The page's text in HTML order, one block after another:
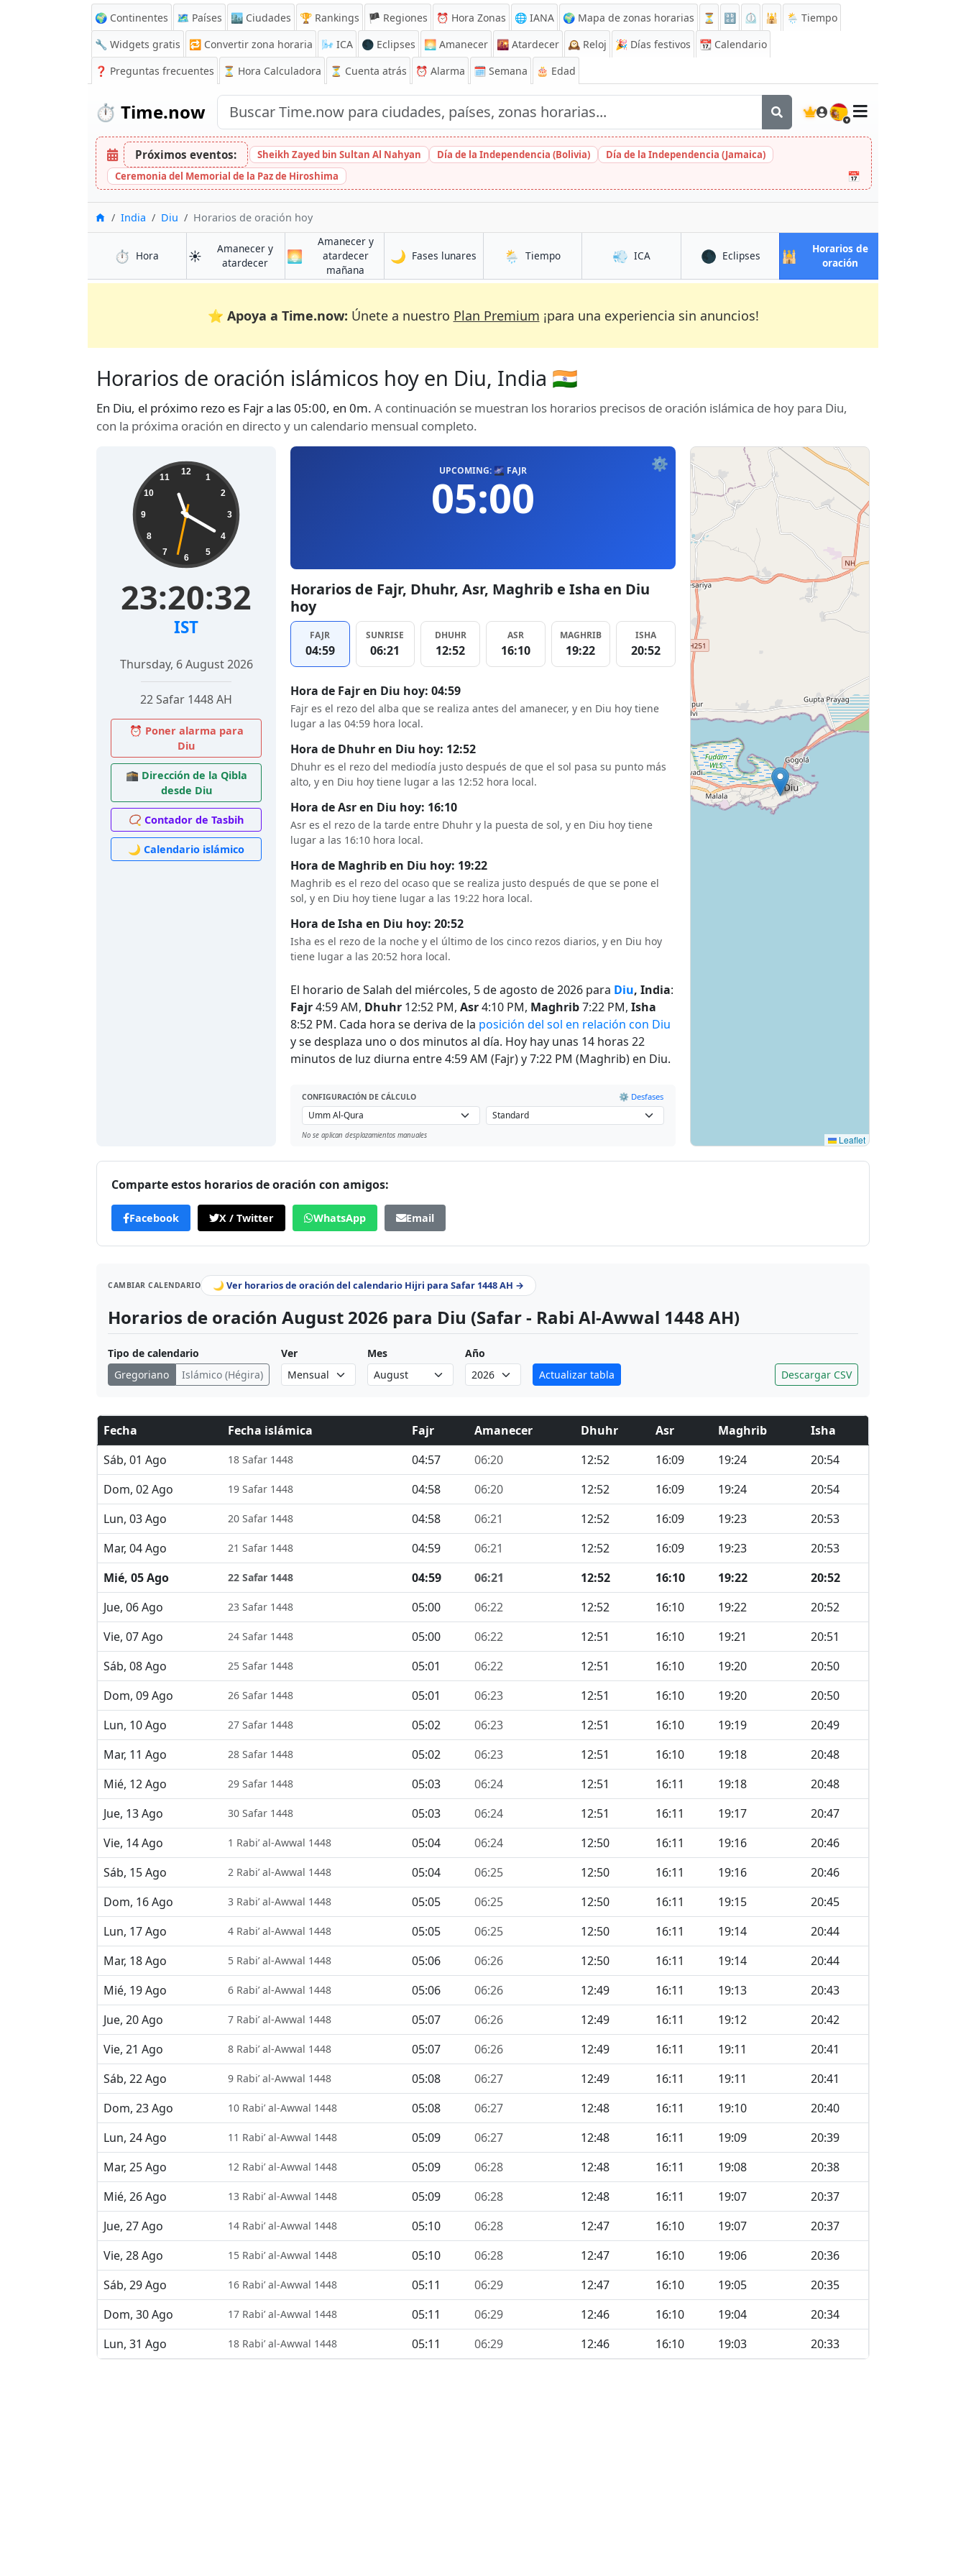
🌍 Continentes 🗺️ Países 🏙️ Ciudades 🏆 Rankings 🏴 Regiones ⏰ Hora Zonas 🌐 IANA 🌍 Mapa de zonas horarias ⏳ 🔡 ⏲️ 🕌
🌦️ Tiempo
🔧 Widgets gratis
🔁 Convertir zona horaria 🌬️ ICA 🌑 Eclipses 🌅 Amanecer 🌇 Atardecer 🕰️ Reloj 🎉 Días festivos 📆 Calendario
❓ Preguntas frecuentes ⏳ Hora Calculadora ⏳ Cuenta atrás ⏰ Alarma 🗓️ Semana 🎂 Edad
⏱️ Time.now 🇪🇸
Próximos eventos: Sheikh Zayed bin Sultan Al Nahyan Día de la Independencia (Bolivia)
Día de la Independencia (Jamaica)
Ceremonia del Memorial de la Paz de Hiroshima
📅
InicioIndia Diu Horarios de oración hoy
⏱️ Hora ☀️
Amanecer y
atardeceren Diu
🌅
Amanecer y
atardecer
mañana
🌙 Fases lunares en Diu🌦️ Tiempoen Diu 💨 ICAen Diu 🌑 Eclipsesen Diu🕌
Horarios de
oraciónen Diu
⭐ Apoya a Time.now: Únete a nuestro Plan Premium ¡para una experiencia sin anuncios!
Horarios de oración islámicos hoy en Diu, India 🇮🇳
En Diu, el próximo rezo es Fajr a las 05:00, en 0m. A continuación se muestran los horarios precisos de oración islámica de hoy para Diu,
con la próxima oración en directo y un calendario mensual completo.
12
1
2
3
4
5
6
7
8
9
10
11
23:20:32
IST
Thursday, 6 August 2026
22 Safar 1448 AH
⏰ Poner alarma para
Diu
🕋 Dirección de la Qibla
desde Diu
📿 Contador de Tasbih
🌙 Calendario islámico
⚙️
UPCOMING: 🌌 FAJR
05:00
Horarios de Fajr, Dhuhr, Asr, Maghrib e Isha en Diu
hoy
FAJR
04:59
SUNRISE
06:21
DHUHR
12:52
ASR
16:10
MAGHRIB
19:22
ISHA
20:52
Hora de Fajr en Diu hoy: 04:59
Fajr es el rezo del alba que se realiza antes del amanecer, y en Diu hoy tiene
lugar a las 04:59 hora local.
Hora de Dhuhr en Diu hoy: 12:52
Dhuhr es el rezo del mediodía justo después de que el sol pasa su punto más
alto, y en Diu hoy tiene lugar a las 12:52 hora local.
Hora de Asr en Diu hoy: 16:10
Asr es el rezo de la tarde entre Dhuhr y la puesta de sol, y en Diu hoy tiene
lugar a las 16:10 hora local.
Hora de Maghrib en Diu hoy: 19:22
Maghrib es el rezo del ocaso que se realiza justo después de que se pone el
sol, y en Diu hoy tiene lugar a las 19:22 hora local.
Hora de Isha en Diu hoy: 20:52
Isha es el rezo de la noche y el último de los cinco rezos diarios, y en Diu hoy
tiene lugar a las 20:52 hora local.
El horario de Salah del miércoles, 5 de agosto de 2026 para Diu, India:
Fajr4:59 AM, Dhuhr 12:52 PM, Asr4:10 PM, Maghrib7:22 PM, Isha
8:52 PM. Cada hora se deriva de la posición del sol en relación con Diu
y se desplaza uno o dos minutos al día. Hoy hay unas 14 horas 22
minutos de luz diurna entre 4:59 AM (Fajr) y 7:22 PM (Maghrib) en Diu.
CONFIGURACIÓN DE CÁLCULO ⚙️ Desfases
No se aplican desplazamientos manuales Leaflet
Comparte estos horarios de oración con amigos:
Facebook X / Twitter WhatsApp Email
CAMBIAR CALENDARIO 🌙 Ver horarios de oración del calendario Hijri para Safar 1448 AH →
Horarios de oración August 2026 para Diu (Safar - Rabi Al-Awwal 1448 AH)
Tipo de calendario
Gregoriano
Islámico (Hégira)
Ver Mes
Año
Actualizar tabla
Descargar CSV
Fecha Fecha islámica Fajr Amanecer Dhuhr Asr Maghrib
Isha
Sáb, 01 Ago
18 Safar 1448 04:57 06:20 12:52 16:09 19:24
20:54
Dom, 02 Ago
19 Safar 1448 04:58 06:20 12:52 16:09 19:24
20:54
Lun, 03 Ago
20 Safar 1448 04:58 06:21 12:52 16:09 19:23
20:53
Mar, 04 Ago
21 Safar 1448 04:59 06:21 12:52 16:09 19:23
20:53
Mié, 05 Ago
22 Safar 1448 04:59 06:21 12:52 16:10 19:22
20:52
Jue, 06 Ago
23 Safar 1448 05:00 06:22 12:52 16:10 19:22
20:52
Vie, 07 Ago
24 Safar 1448 05:00 06:22 12:51 16:10 19:21
20:51
Sáb, 08 Ago
25 Safar 1448 05:01 06:22 12:51 16:10 19:20
20:50
Dom, 09 Ago
26 Safar 1448 05:01 06:23 12:51 16:10 19:20
20:50
Lun, 10 Ago
27 Safar 1448 05:02 06:23 12:51 16:10 19:19
20:49
Mar, 11 Ago
28 Safar 1448 05:02 06:23 12:51 16:10 19:18
20:48
Mié, 12 Ago
29 Safar 1448 05:03 06:24 12:51 16:11 19:18
20:48
Jue, 13 Ago
30 Safar 1448 05:03 06:24 12:51 16:11 19:17
20:47
Vie, 14 Ago
1 Rabi’ al-Awwal 1448 05:04 06:24 12:50 16:11 19:16
20:46
Sáb, 15 Ago
2 Rabi’ al-Awwal 1448 05:04 06:25 12:50 16:11 19:16
20:46
Dom, 16 Ago
3 Rabi’ al-Awwal 1448 05:05 06:25 12:50 16:11 19:15
20:45
Lun, 17 Ago
4 Rabi’ al-Awwal 1448 05:05 06:25 12:50 16:11 19:14
20:44
Mar, 18 Ago
5 Rabi’ al-Awwal 1448 05:06 06:26 12:50 16:11 19:14
20:44
Mié, 19 Ago
6 Rabi’ al-Awwal 1448 05:06 06:26 12:49 16:11 19:13
20:43
Jue, 20 Ago
7 Rabi’ al-Awwal 1448 05:07 06:26 12:49 16:11 19:12
20:42
Vie, 21 Ago
8 Rabi’ al-Awwal 1448 05:07 06:26 12:49 16:11 19:11
20:41
Sáb, 22 Ago
9 Rabi’ al-Awwal 1448 05:08 06:27 12:49 16:11 19:11
20:41
Dom, 23 Ago
10 Rabi’ al-Awwal 1448 05:08 06:27 12:48 16:11 19:10
20:40
Lun, 24 Ago
11 Rabi’ al-Awwal 1448 05:09 06:27 12:48 16:11 19:09
20:39
Mar, 25 Ago
12 Rabi’ al-Awwal 1448 05:09 06:28 12:48 16:11 19:08
20:38
Mié, 26 Ago
13 Rabi’ al-Awwal 1448 05:09 06:28 12:48 16:11 19:07
20:37
Jue, 27 Ago
14 Rabi’ al-Awwal 1448 05:10 06:28 12:47 16:10 19:07
20:37
Vie, 28 Ago
15 Rabi’ al-Awwal 1448 05:10 06:28 12:47 16:10 19:06
20:36
Sáb, 29 Ago
16 Rabi’ al-Awwal 1448 05:11 06:29 12:47 16:10 19:05
20:35
Dom, 30 Ago
17 Rabi’ al-Awwal 1448 05:11 06:29 12:46 16:10 19:04
20:34
Lun, 31 Ago
18 Rabi’ al-Awwal 1448 05:11 06:29 12:46 16:10 19:03 20:33